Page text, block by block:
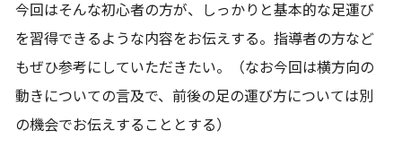
今回はそんな初心者の方が、しっかりと基本的な足運び
を習得できるような内容をお伝えする。指導者の方など
もぜひ参考にしていただきたい。（なお今回は横方向の
動きについての言及で、前後の足の運び方については別
の機会でお伝えすることとする）